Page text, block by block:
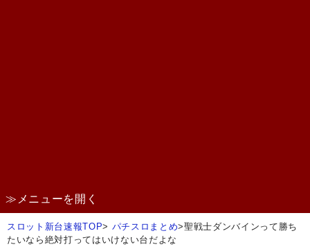
≫メニューを開く
スロット新台速報TOP> パチスロまとめ>聖戦士ダンバインって勝ち
たいなら絶対打ってはいけない台だよな